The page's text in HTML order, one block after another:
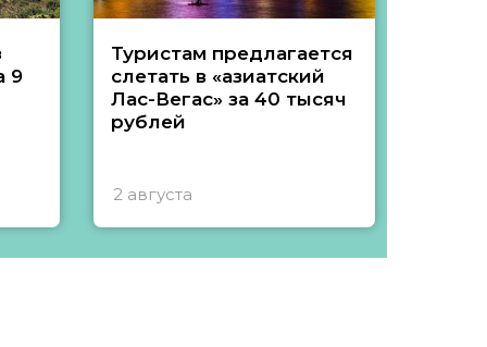
9
Туристам предлагается
слетать в «азиатский
Лас-Вегас» за 40 тысяч
рублей
2 августа